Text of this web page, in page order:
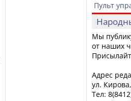
Пульт
Мы
от наших
Адрес
ул.
Тел: